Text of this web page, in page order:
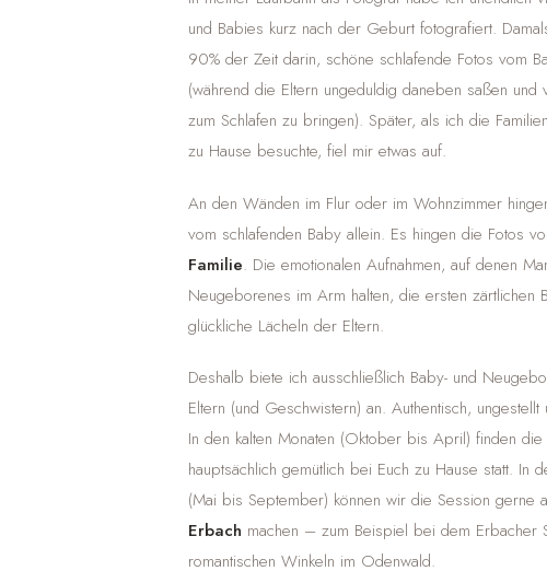
und Babies kurz nach der Geburt fotografiert.
90% der Zeit darin, schöne schlafende Fotos vom
(während die Eltern ungeduldig daneben saßen und
zum Schlafen zu bringen). Später, als ich die
zu Hause besuchte, fiel mir etwas auf.
An den Wänden im Flur oder im Wohnzimmer
vom schlafenden Baby allein. Es hingen die Fotos
Familie. Die emotionalen Aufnahmen, auf denen
Neugeborenes im Arm halten, die ersten zärtlichen
glückliche Lächeln der Eltern.
Deshalb biete ich ausschließlich Baby- und
Eltern (und Geschwistern) an. Authentisch,
In den kalten Monaten (Oktober bis April) finden die
hauptsächlich gemütlich bei Euch zu Hause statt. In
(Mai bis September) können wir die Session gerne
Erbach machen – zum Beispiel bei dem Erbacher
romantischen Winkeln im Odenwald.